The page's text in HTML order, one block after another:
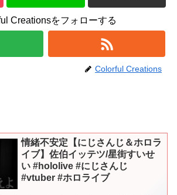
Creationsをフォローする
Colorful Creations
情緒不安定【にじさんじ＆ホロラ
イブ】佐伯イッテツ/星街すいせ
い #hololive #にじさんじ
#vtuber #ホロライブ